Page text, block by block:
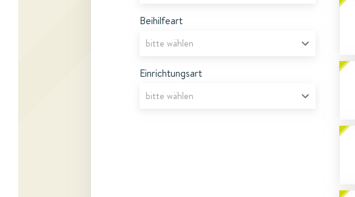
Beihilfeart
Einrichtungsart